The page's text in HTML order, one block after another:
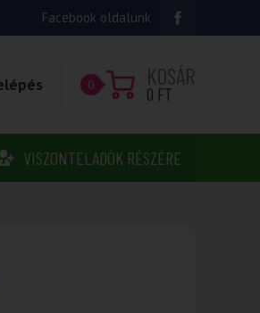
Facebook oldalunk
0 KOSÁR
0 FT
VISZONTELADÓK RÉSZÉRE